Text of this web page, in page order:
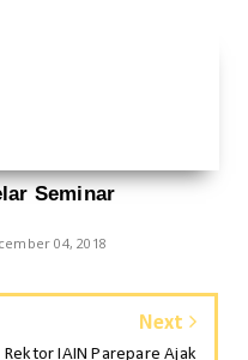
Seminar
04, 2018
Next
Rektor IAIN Parepare Ajak